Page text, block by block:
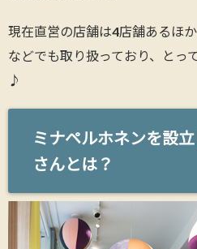
現在直営の店舗は4店舗あるほ
などでも取り扱っており、とっ
♪
ミナペルホネンを設
さんとは？